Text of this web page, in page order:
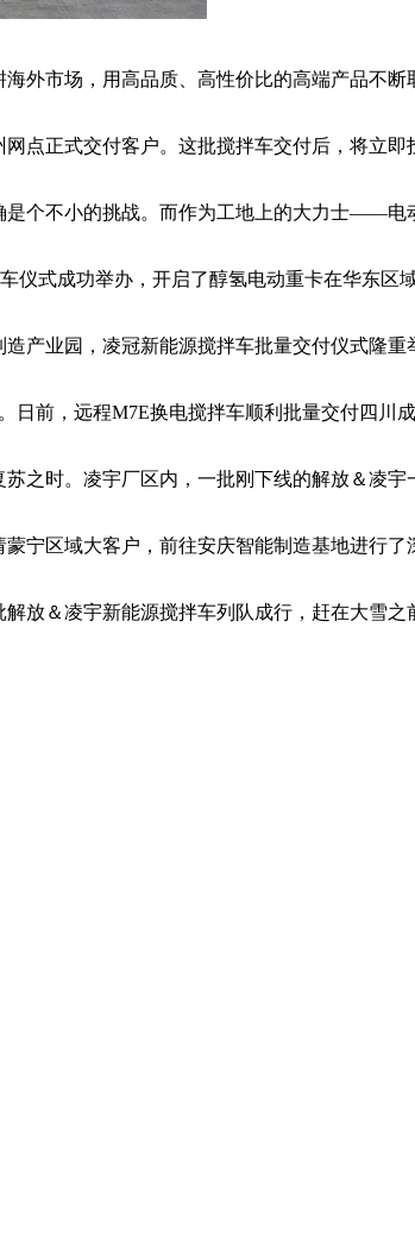
市场，用高品质、高性价比的高端产品不断
正式交付客户。这批搅拌车交付后，将立即
个不小的挑战。而作为工地上的大力士——电
式成功举办，开启了醇氢电动重卡在华东区
业园，凌冠新能源搅拌车批量交付仪式隆重
前，远程M7E换电搅拌车顺利批量交付四川
时。凌宇厂区内，一批刚下线的解放＆凌宇
区域大客户，前往安庆智能制造基地进行了
＆凌宇新能源搅拌车列队成行，赶在大雪之